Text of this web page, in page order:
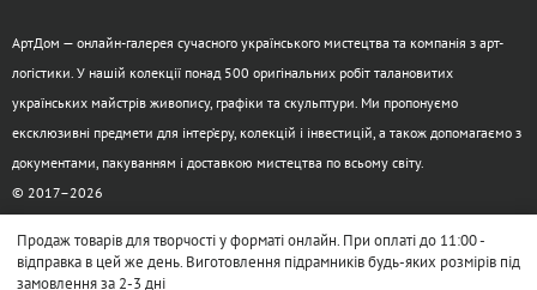
АртДом — онлайн-галерея сучасного українського мистецтва та компанія з арт-
логістики. У нашій колекції понад 500 оригінальних робіт талановитих
українських майстрів живопису, графіки та скульптури. Ми пропонуємо
ексклюзивні предмети для інтер’єру, колекцій і інвестицій, а також допомагаємо з
документами, пакуванням і доставкою мистецтва по всьому світу.
© 2017–2026
Продаж товарів для творчості у форматі онлайн. При оплаті до 11:00 -
відправка в цей же день. Виготовлення підрамників будь-яких розмірів під
замовлення за 2-3 дні